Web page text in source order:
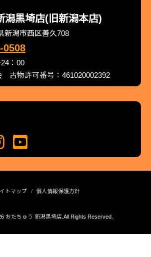
潟黒埼店(旧新潟本店)
新潟市西区善久708
0508
：00
古物許可番号：461020002392
トマップ 個人情報保護方針
おたちゅう 新潟黒埼店 .All Rights Reserved.